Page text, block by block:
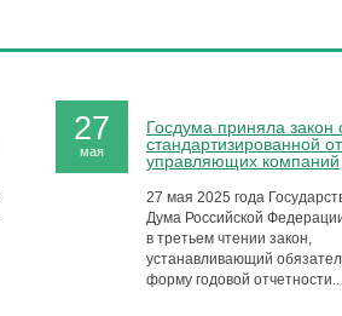
27
мая
Госдума приняла закон
стандартизированной
управляющих компаний
27 мая 2025 года
Дума Российской
в третьем чтении закон,
устанавливающий
форму годовой отчетности..